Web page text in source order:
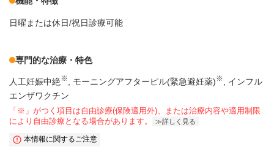
日曜または休日/祝日診療可能
専門的な治療・特色
人工妊娠中絶※ モーニングアフターピル(緊急避妊薬)※
インフル
エンザワクチン
「※」がつく項目は自由診療(保険適用外)、または治療内容や適用制限
により自由診療となる場合があります。
詳しく見る
本情報に関するご注意